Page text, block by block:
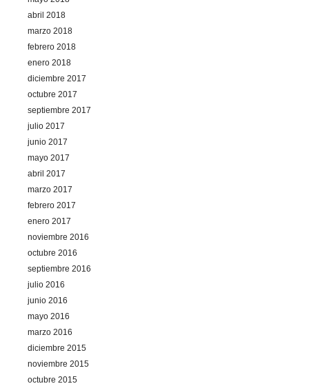
abril 2018
marzo 2018
febrero 2018
enero 2018
diciembre 2017
octubre 2017
septiembre 2017
julio 2017
junio 2017
mayo 2017
abril 2017
marzo 2017
febrero 2017
enero 2017
noviembre 2016
octubre 2016
septiembre 2016
julio 2016
junio 2016
mayo 2016
marzo 2016
diciembre 2015
noviembre 2015
octubre 2015